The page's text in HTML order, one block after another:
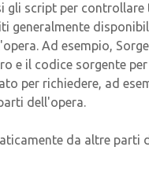
gli script per
generalmente
Ad esempio,
e il codice sorgente per
per richiedere, ad
dell'opera.
da altre parti